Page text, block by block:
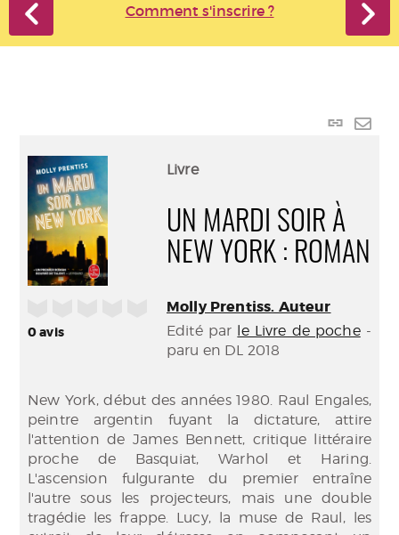
Comment s'inscrire ?
Lien
0avis
Livre
UN MARDI SOIR À
NEW YORK : ROMAN
Molly Prentiss. Auteur
Edité par le Livre de poche-
paru en DL 2018
New York, début des années 1980. Raul Engales,
peintre argentin fuyant la dictature, attire
l'attention de James Bennett, critique littéraire
proche de Basquiat, Warhol et Haring.
L'ascension fulgurante du premier entraîne
l'autre sous les projecteurs, mais une double
tragédie les frappe. Lucy, la muse de Raul, les